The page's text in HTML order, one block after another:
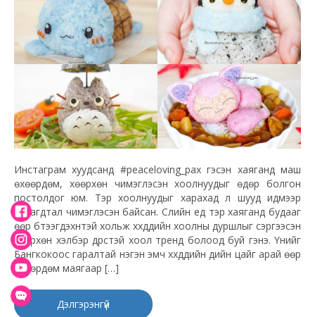
Инстаграм хуудсанд #peaceloving_pax гэсэн хаяганд маш
өхөөрдөм, хөөрхөн чимэглэсэн хоолнуудыг өдөр болгон
постолдог юм. Тэр хоолнуудыг харахад л шууд идмээр
санагдтал чимэглэсэн байсан. Сүүлийн үед тэр хаяганд будааг
өөр бүтээгдэхүүнтэй хольж хүүхдүүдийн хоолны дуршлыг сэргээсэн
хөөрхөн хэлбэр дүрстэй хоол тренд болоод буй гэнэ. Үүнийг
Бангкокоос гаралтай нэгэн эмч хүүхдүүдийн үдийн цайг арай өөр
өхөөрдөм маягаар […]
Дэлгэрэнгүй